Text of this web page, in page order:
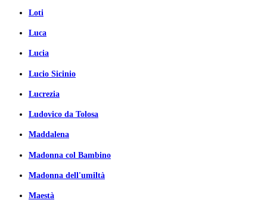
Loti
Luca
Lucia
Lucio Sicinio
Lucrezia
Ludovico da Tolosa
Maddalena
Madonna col Bambino
Madonna dell'umiltà
Maestà